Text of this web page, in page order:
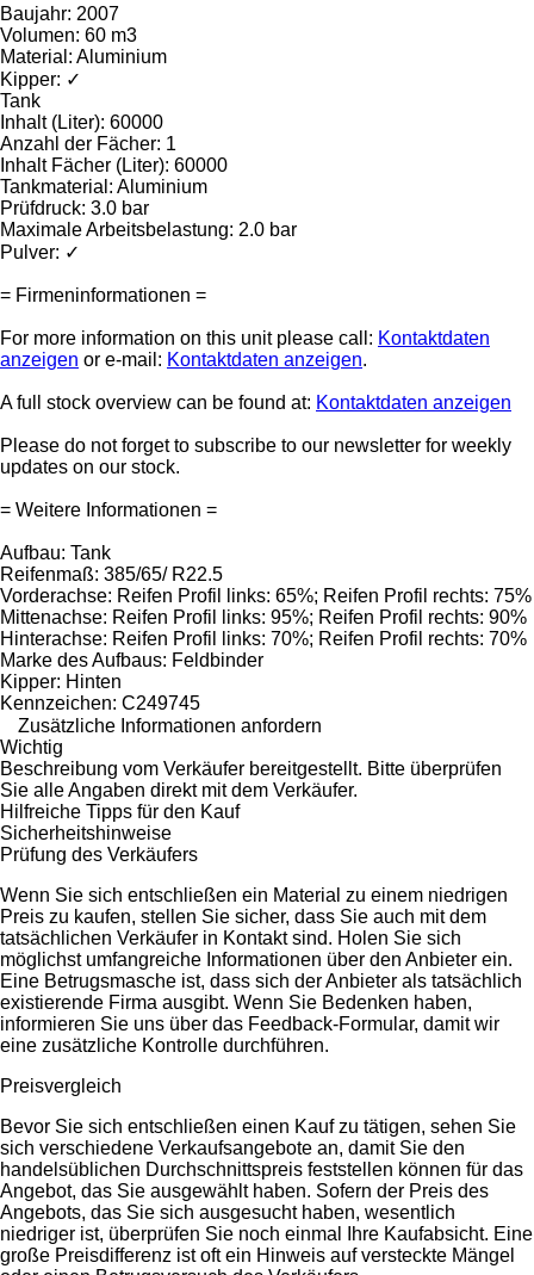
Baujahr: 2007
Volumen: 60 m3
Material: Aluminium
Kipper: ✓
Tank
Inhalt (Liter): 60000
Anzahl der Fächer: 1
Inhalt Fächer (Liter): 60000
Tankmaterial: Aluminium
Prüfdruck: 3.0 bar
Maximale Arbeitsbelastung: 2.0 bar
Pulver: ✓
= Firmeninformationen =
For more information on this unit please call: Kontaktdaten
anzeigen or e-mail: Kontaktdaten anzeigen.
A full stock overview can be found at: Kontaktdaten anzeigen
Please do not forget to subscribe to our newsletter for weekly
updates on our stock.
= Weitere Informationen =
Aufbau: Tank
Reifenmaß: 385/65/ R22.5
Vorderachse: Reifen Profil links: 65%; Reifen Profil rechts: 75%
Mittenachse: Reifen Profil links: 95%; Reifen Profil rechts: 90%
Hinterachse: Reifen Profil links: 70%; Reifen Profil rechts: 70%
Marke des Aufbaus: Feldbinder
Kipper: Hinten
Kennzeichen: C249745
Zusätzliche Informationen anfordern
Wichtig
Beschreibung vom Verkäufer bereitgestellt. Bitte überprüfen
Sie alle Angaben direkt mit dem Verkäufer.
Hilfreiche Tipps für den Kauf
Sicherheitshinweise
Prüfung des Verkäufers
Wenn Sie sich entschließen ein Material zu einem niedrigen
Preis zu kaufen, stellen Sie sicher, dass Sie auch mit dem
tatsächlichen Verkäufer in Kontakt sind. Holen Sie sich
möglichst umfangreiche Informationen über den Anbieter ein.
Eine Betrugsmasche ist, dass sich der Anbieter als tatsächlich
existierende Firma ausgibt. Wenn Sie Bedenken haben,
informieren Sie uns über das Feedback-Formular, damit wir
eine zusätzliche Kontrolle durchführen.
Preisvergleich
Bevor Sie sich entschließen einen Kauf zu tätigen, sehen Sie
sich verschiedene Verkaufsangebote an, damit Sie den
handelsüblichen Durchschnittspreis feststellen können für das
Angebot, das Sie ausgewählt haben. Sofern der Preis des
Angebots, das Sie sich ausgesucht haben, wesentlich
niedriger ist, überprüfen Sie noch einmal Ihre Kaufabsicht. Eine
große Preisdifferenz ist oft ein Hinweis auf versteckte Mängel